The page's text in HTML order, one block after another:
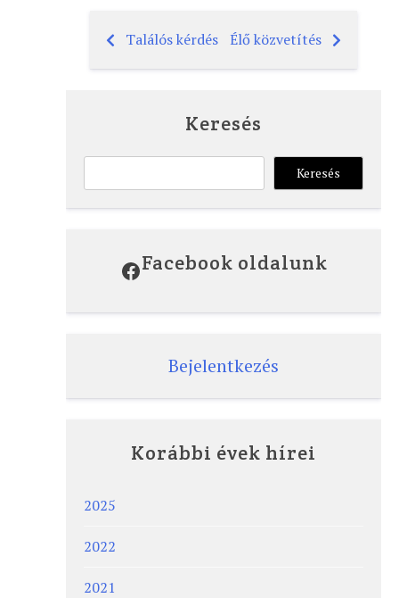
Bejegyzés
Találós kérdés Élő közvetítés
Keresés
Keresés
Facebook
Facebook oldalunk
Bejelentkezés
Korábbi évek hírei
2025
2022
2021